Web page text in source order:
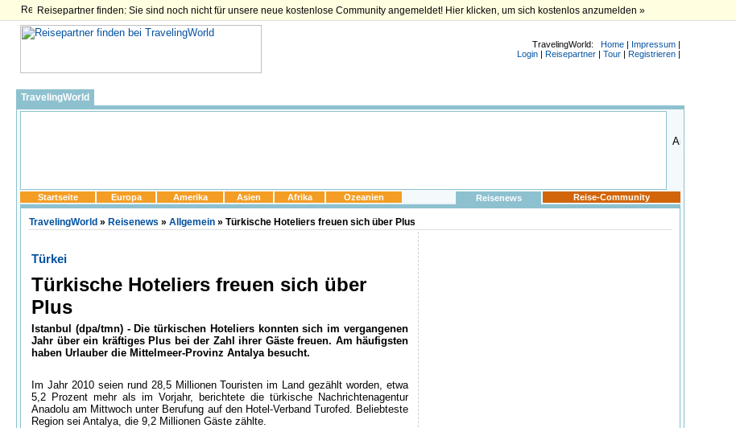
Reisepartner finden: Sie sind noch nicht für unsere neue kostenlose Community angemeldet! Hier klicken, um sich kostenlos anzumelden »
TravelingWorld: Home | Impressum |
Login | Reisepartner | Tour | Registrieren |
TravelingWorld
Startseite Europa Amerika Asien Afrika Ozeanien Reisenews Reise-Community
TravelingWorld » Reisenews » Allgemein » Türkische Hoteliers freuen sich über Plus
Türkei
Türkische Hoteliers freuen sich über
Plus
Istanbul (dpa/tmn) - Die türkischen Hoteliers konnten sich im vergangenen
Jahr über ein kräftiges Plus bei der Zahl ihrer Gäste freuen. Am häufigsten
haben Urlauber die Mittelmeer-Provinz Antalya besucht.
Im Jahr 2010 seien rund 28,5 Millionen Touristen im Land gezählt worden, etwa
5,2 Prozent mehr als im Vorjahr, berichtete die türkische Nachrichtenagentur
Anadolu am Mittwoch unter Berufung auf den Hotel-Verband Turofed. Beliebteste
Region sei Antalya, die 9,2 Millionen Gäste zählte.